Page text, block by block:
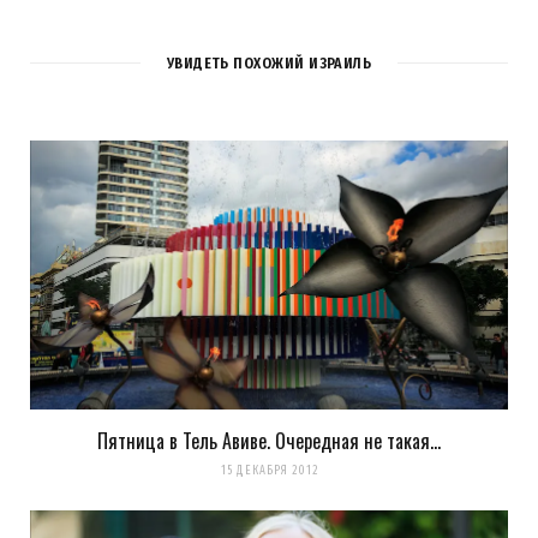
1COMMENT
Elvis
12 ЛЕТ AGO
REPLY
Клёвая фотка
Загрузка...
УВИДЕТЬ ПОХОЖИЙ ИЗРАИЛЬ
Пятница в Тель Авиве. Очередная не такая…
15 ДЕКАБРЯ 2012